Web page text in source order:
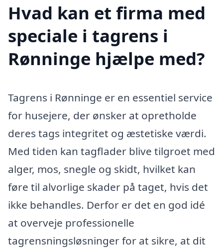
Hvad kan et firma med
speciale i tagrens i
Rønninge hjælpe med?
Tagrens i Rønninge er en essentiel service
for husejere, der ønsker at opretholde
deres tags integritet og æstetiske værdi.
Med tiden kan tagflader blive tilgroet med
alger, mos, snegle og skidt, hvilket kan
føre til alvorlige skader på taget, hvis det
ikke behandles. Derfor er det en god idé
at overveje professionelle
tagrensningsløsninger for at sikre, at dit